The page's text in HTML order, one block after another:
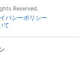
Reserved.
バシーポリシー
て